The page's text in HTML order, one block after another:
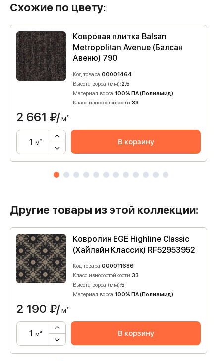
Схожие по цвету:
Ковровая плитка Balsan
Metropolitan Avenue (Балсан
Авеню) 790
Код товара:00001464
Высота ворса (мм):2.5
Материал ворса:100% ПА (Полиамид)
Класс износостойкости:33
2 661 ₽/м²
м² В корзину
Другие товары из этой коллекции:
Ковролин EGE Highline Classic
(Хайлайн Классик) RF52953952
Код товара:000011686
Класс износостойкости:33
Высота ворса (мм):5
Материал ворса:100% ПА (Полиамид)
2 190 ₽/м²
м² В корзину